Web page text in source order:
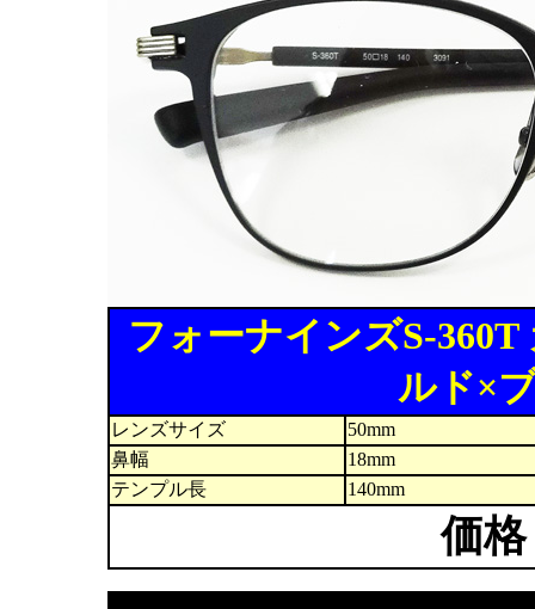
フォーナインズS-
ルド×
レンズサイズ
50mm
鼻幅
18mm
テンプル長
140mm
価格